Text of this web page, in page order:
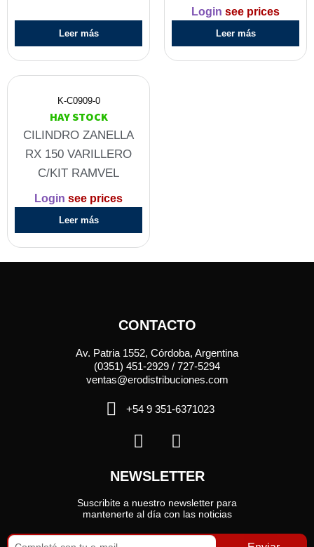
Leer más
Login see prices
Leer más
K-C0909-0
HAY STOCK
CILINDRO ZANELLA
RX 150 VARILLERO
C/KIT RAMVEL
Login see prices
Leer más
CONTACTO
Av. Patria 1552, Córdoba, Argentina
(0351) 451-2929 / 727-5294
ventas@erodistribuciones.com
+54 9 351-6371023
NEWSLETTER
Suscribite a nuestro newsletter para
mantenerte al día con las noticias